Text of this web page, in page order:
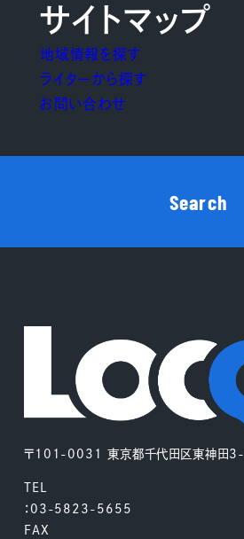
〒101-0031 東京都千代田区東神田
TEL
：03-5823-5655
FAX
サイトマップ
地域情報を探す
ライターから探す
お問い合わせ
Search